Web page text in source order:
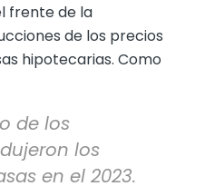
frente de la
de los precios
hipotecarias. Como
de los
los
en el 2023.